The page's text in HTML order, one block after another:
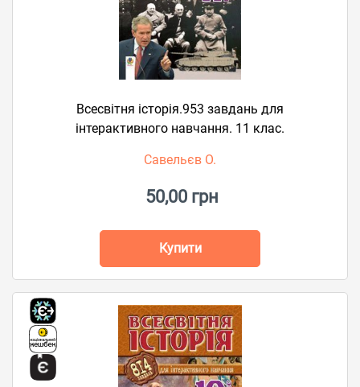
Всесвітня історія.953 завдань для
інтерактивного навчання. 11 клас.
Савельєв О.
50,00 грн
Купити